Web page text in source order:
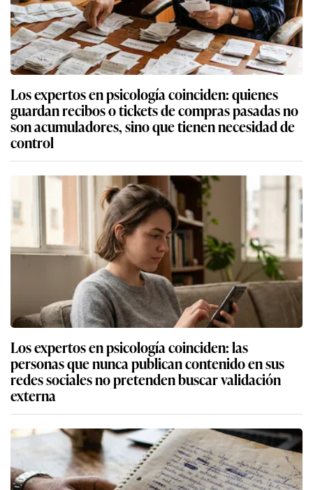
Los expertos en psicología coinciden: quienes
guardan recibos o tickets de compras pasadas no
son acumuladores, sino que tienen necesidad de
control
Los expertos en psicología coinciden: las
personas que nunca publican contenido en sus
redes sociales no pretenden buscar validación
externa